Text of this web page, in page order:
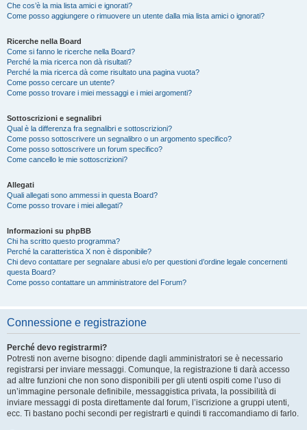
Che cos’è la mia lista amici e ignorati?
Come posso aggiungere o rimuovere un utente dalla mia lista amici o ignorati?
Ricerche nella Board
Come si fanno le ricerche nella Board?
Perché la mia ricerca non dà risultati?
Perché la mia ricerca dà come risultato una pagina vuota?
Come posso cercare un utente?
Come posso trovare i miei messaggi e i miei argomenti?
Sottoscrizioni e segnalibri
Qual è la differenza fra segnalibri e sottoscrizioni?
Come posso sottoscrivere un segnalibro o un argomento specifico?
Come posso sottoscrivere un forum specifico?
Come cancello le mie sottoscrizioni?
Allegati
Quali allegati sono ammessi in questa Board?
Come posso trovare i miei allegati?
Informazioni su phpBB
Chi ha scritto questo programma?
Perché la caratteristica X non è disponibile?
Chi devo contattare per segnalare abusi e/o per questioni d’ordine legale concernenti
questa Board?
Come posso contattare un amministratore del Forum?
Connessione e registrazione
Perché devo registrarmi?
Potresti non averne bisogno: dipende dagli amministratori se è necessario
registrarsi per inviare messaggi. Comunque, la registrazione ti darà accesso
ad altre funzioni che non sono disponibili per gli utenti ospiti come l’uso di
un’immagine personale definibile, messaggistica privata, la possibilità di
inviare messaggi di posta direttamente dal forum, l’iscrizione a gruppi utenti,
ecc. Ti bastano pochi secondi per registrarti e quindi ti raccomandiamo di farlo.